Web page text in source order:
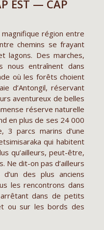
EST — CAP
région entre
chemins se frayant
lagons. Des marches,
nous entraînent dans
où les forêts choient
d’Antongil, réservant
aventureux de belles
réserve naturelle
en plus de ses 24 000
3 parcs marins d’une
qui habitent
qu’ailleurs, peut-être,
Ne dit-on pas d’ailleurs
des plus anciens
les rencontrons dans
dans de petits
ou sur les bords des